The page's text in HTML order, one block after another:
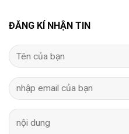
ĐĂNG KÍ NHẬN TIN